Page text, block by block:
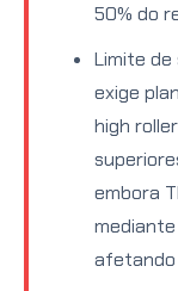
50% do
Limite de
exige
high
embora
afetando